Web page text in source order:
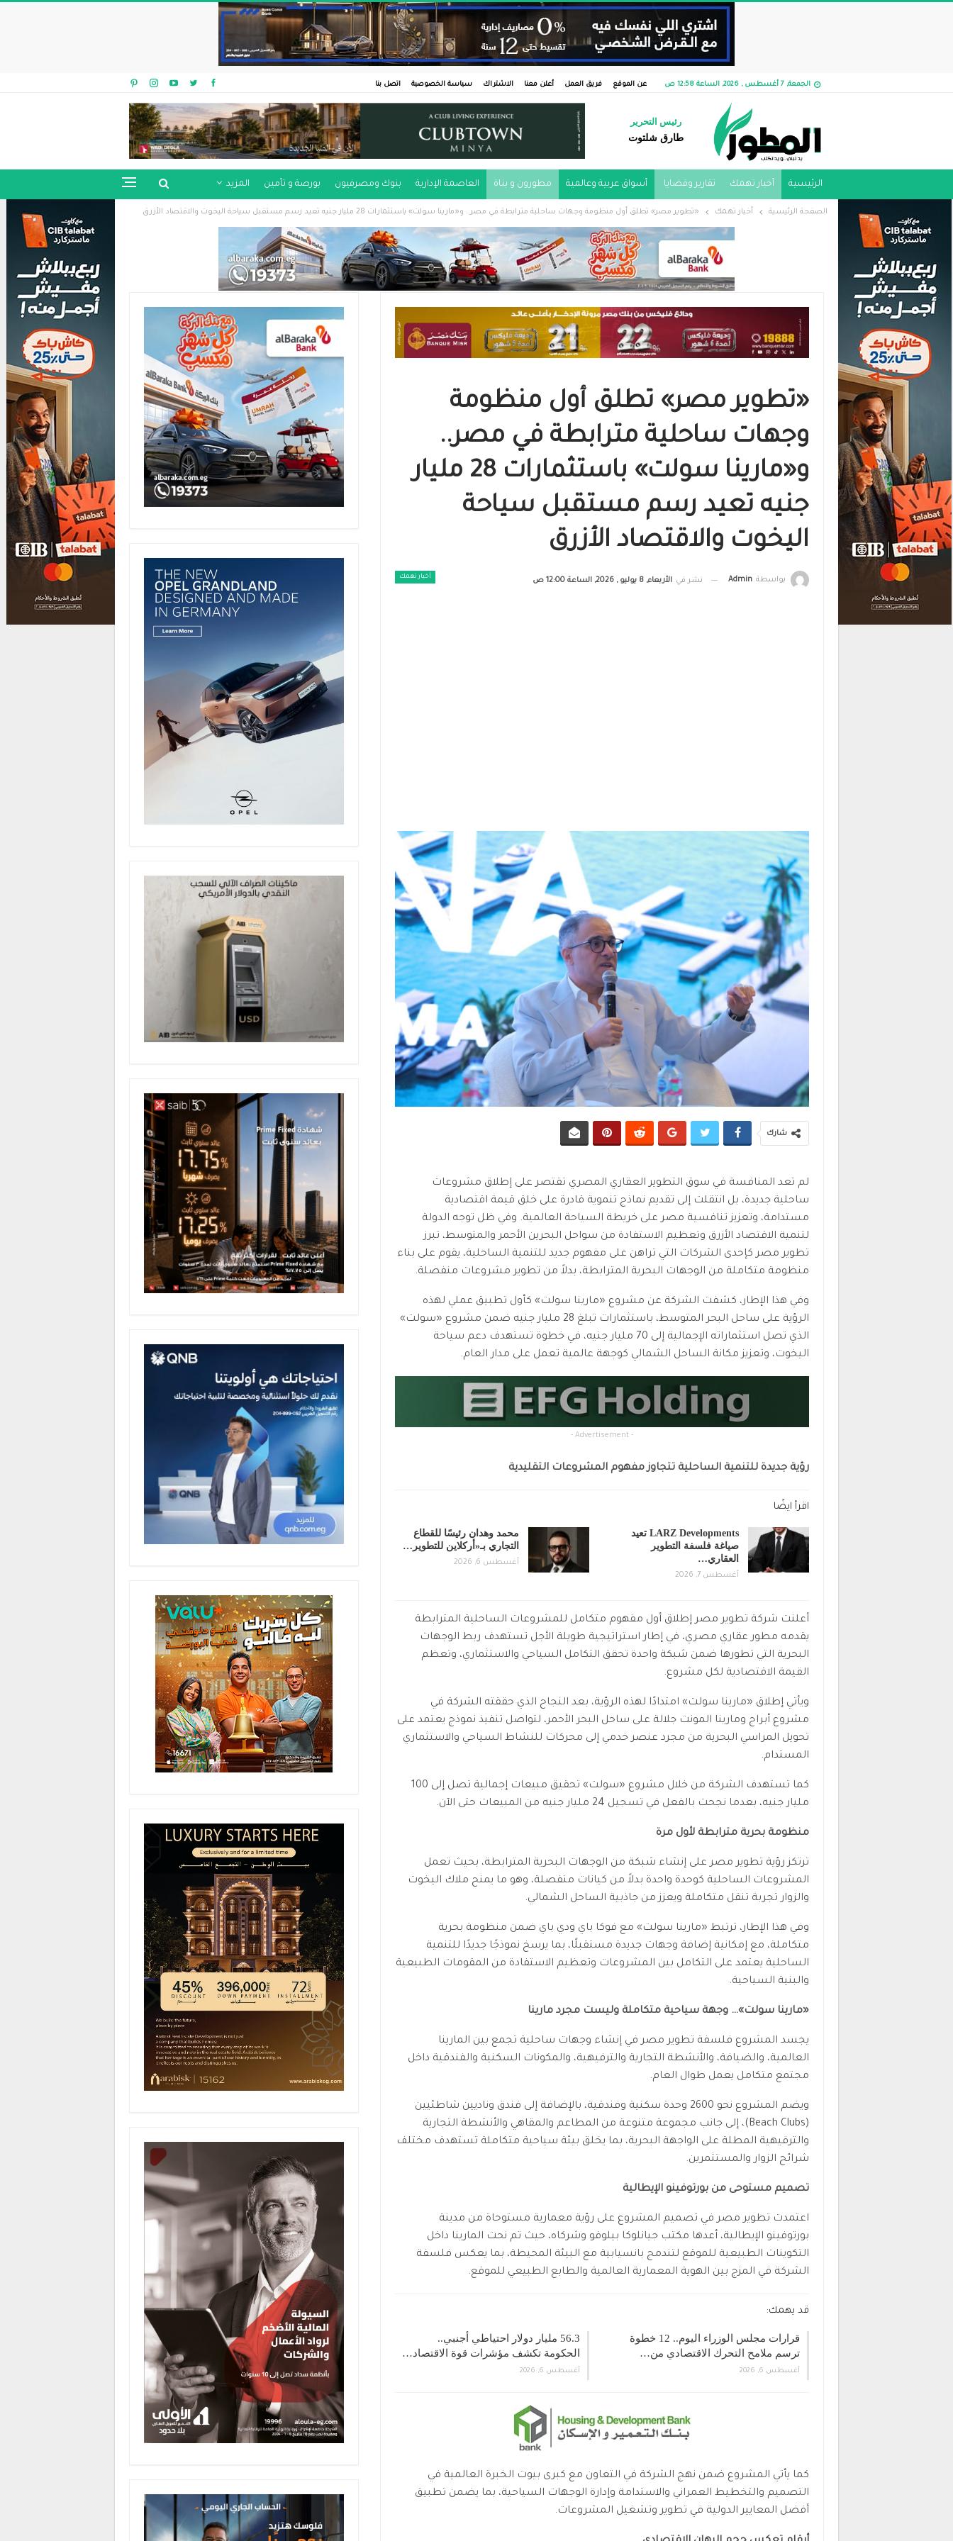
الجمعة, 7 أغسطس , 2026, الساعة 12:58 ص عن الموقع فريق العمل أعلن معنا الاشتراك سياسة الخصوصية اتصل بنا
رئيس التحرير
طارق شلتوت
الرئيسية أخبار تهمك تقارير وقضايا ​ أسواق عربية وعالمية مطورون و بناة العاصمة الإدارية بنوك ومصرفيون بورصة و تأمين المزيد
الصفحة الرئيسية أخبار تهمك «تطوير مصر» تطلق أول منظومة وجهات ساحلية مترابطة في مصر.. و«مارينا سولت» باستثمارات 28 مليار جنيه تعيد رسم مستقبل سياحة اليخوت والاقتصاد الأزرق
«تطوير مصر» تطلق أول منظومة
وجهات ساحلية مترابطة في مصر..
و«مارينا سولت» باستثمارات 28 مليار
جنيه تعيد رسم مستقبل سياحة
اليخوت والاقتصاد الأزرق
أخبار تهمك بواسطة Admin نشر في الأربعاء, 8 يوليو , 2026, الساعة 12:00 ص
شارك
لم تعد المنافسة في سوق التطوير العقاري المصري تقتصر على إطلاق مشروعات
ساحلية جديدة، بل انتقلت إلى تقديم نماذج تنموية قادرة على خلق قيمة اقتصادية
مستدامة، وتعزيز تنافسية مصر على خريطة السياحة العالمية. وفي ظل توجه الدولة
لتنمية الاقتصاد الأزرق وتعظيم الاستفادة من سواحل البحرين الأحمر والمتوسط، تبرز
تطوير مصر كإحدى الشركات التي تراهن على مفهوم جديد للتنمية الساحلية، يقوم على بناء
منظومة متكاملة من الوجهات البحرية المترابطة، بدلاً من تطوير مشروعات منفصلة.
وفي هذا الإطار، كشفت الشركة عن مشروع «مارينا سولت» كأول تطبيق عملي لهذه
الرؤية على ساحل البحر المتوسط، باستثمارات تبلغ 28 مليار جنيه ضمن مشروع «سولت»
الذي تصل استثماراته الإجمالية إلى 70 مليار جنيه، في خطوة تستهدف دعم سياحة
اليخوت، وتعزيز مكانة الساحل الشمالي كوجهة عالمية تعمل على مدار العام.
- Advertisement -
رؤية جديدة للتنمية الساحلية تتجاوز مفهوم المشروعات التقليدية
اقرأ ايضًا
LARZ Developments تعيد
صياغة فلسفة التطوير
العقاري…
أغسطس 7, 2026
محمد وهدان رئيسًا للقطاع
التجاري بـ«أركلاين للتطوير…
أغسطس 6, 2026
أعلنت شركة تطوير مصر إطلاق أول مفهوم متكامل للمشروعات الساحلية المترابطة
يقدمه مطور عقاري مصري، في إطار استراتيجية طويلة الأجل تستهدف ربط الوجهات
البحرية التي تطورها ضمن شبكة واحدة تحقق التكامل السياحي والاستثماري، وتعظم
القيمة الاقتصادية لكل مشروع.
ويأتي إطلاق «مارينا سولت» امتدادًا لهذه الرؤية، بعد النجاح الذي حققته الشركة في
مشروع أبراج ومارينا المونت جلالة على ساحل البحر الأحمر، لتواصل تنفيذ نموذج يعتمد على
تحويل المراسي البحرية من مجرد عنصر خدمي إلى محركات للنشاط السياحي والاستثماري
المستدام.
كما تستهدف الشركة من خلال مشروع «سولت» تحقيق مبيعات إجمالية تصل إلى 100
مليار جنيه، بعدما نجحت بالفعل في تسجيل 24 مليار جنيه من المبيعات حتى الآن.
منظومة بحرية مترابطة لأول مرة
ترتكز رؤية تطوير مصر على إنشاء شبكة من الوجهات البحرية المترابطة، بحيث تعمل
المشروعات الساحلية كوحدة واحدة بدلاً من كيانات منفصلة، وهو ما يمنح ملاك اليخوت
والزوار تجربة تنقل متكاملة ويعزز من جاذبية الساحل الشمالي.
وفي هذا الإطار، ترتبط «مارينا سولت» مع فوكا باي ودي باي ضمن منظومة بحرية
متكاملة، مع إمكانية إضافة وجهات جديدة مستقبلًا، بما يرسخ نموذجًا جديدًا للتنمية
الساحلية يعتمد على التكامل بين المشروعات وتعظيم الاستفادة من المقومات الطبيعية
والبنية السياحية.
«مارينا سولت»… وجهة سياحية متكاملة وليست مجرد مارينا
يجسد المشروع فلسفة تطوير مصر في إنشاء وجهات ساحلية تجمع بين المارينا
العالمية، والضيافة، والأنشطة التجارية والترفيهية، والمكونات السكنية والفندقية داخل
مجتمع متكامل يعمل طوال العام.
ويضم المشروع نحو 2600 وحدة سكنية وفندقية، بالإضافة إلى فندق وناديين شاطئيين
(Beach Clubs)، إلى جانب مجموعة متنوعة من المطاعم والمقاهي والأنشطة التجارية
والترفيهية المطلة على الواجهة البحرية، بما يخلق بيئة سياحية متكاملة تستهدف مختلف
شرائح الزوار والمستثمرين.
تصميم مستوحى من بورتوفينو الإيطالية
اعتمدت تطوير مصر في تصميم المشروع على رؤية معمارية مستوحاة من مدينة
بورتوفينو الإيطالية، أعدها مكتب جيانلوكا بيلوفو وشركاه، حيث تم نحت المارينا داخل
التكوينات الطبيعية للموقع لتندمج بانسيابية مع البيئة المحيطة، بما يعكس فلسفة
الشركة في المزج بين الهوية المعمارية العالمية والطابع الطبيعي للموقع.
قد يهمك:
قرارات مجلس الوزراء اليوم.. 12 خطوة
ترسم ملامح التحرك الاقتصادي من…
أغسطس 6, 2026
56.3 مليار دولار احتياطي أجنبي..
الحكومة تكشف مؤشرات قوة الاقتصاد…
أغسطس 6, 2026
كما يأتي المشروع ضمن نهج الشركة في التعاون مع كبرى بيوت الخبرة العالمية في
التصميم والتخطيط العمراني والاستدامة وإدارة الوجهات السياحية، بما يضمن تطبيق
أفضل المعايير الدولية في تطوير وتشغيل المشروعات.